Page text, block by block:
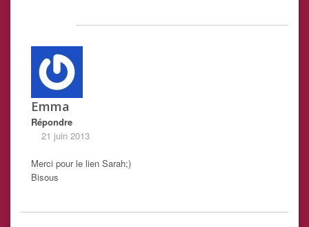
Emma
Répondre
21 juin 2013
Merci pour le lien Sarah;)
Bisous